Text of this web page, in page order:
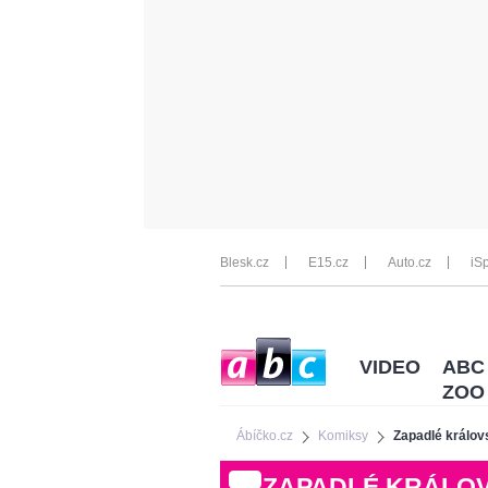
Blesk.cz E15.cz Auto.cz
Ábíčko.cz Komiksy Zapadlé
VIDEO
ABC
ZOO